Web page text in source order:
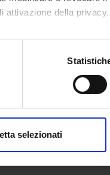
attivazione della privacy.
con
dalla Dichiarazione sui
selezionati
e dettagli del corso.